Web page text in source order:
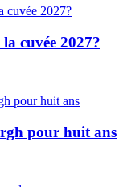
cuvée 2027?
pour huit ans